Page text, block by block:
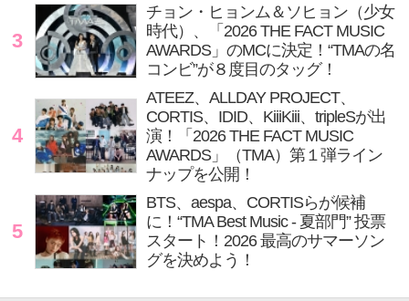
3
チョン・ヒョンム＆ソヒョン（少女
時代）、「2026 THE FACT MUSIC
AWARDS」のMCに決定！“TMAの名
コンビ”が８度目のタッグ！
4
ATEEZ、ALLDAY PROJECT、
CORTIS、IDID、KiiiKiii、tripleSが出
演！「2026 THE FACT MUSIC
AWARDS」（TMA）第１弾ライン
ナップを公開！
5
BTS、aespa、CORTISらが候補
に！“TMA Best Music - 夏部門” 投票
スタート！2026 最高のサマーソン
グを決めよう！